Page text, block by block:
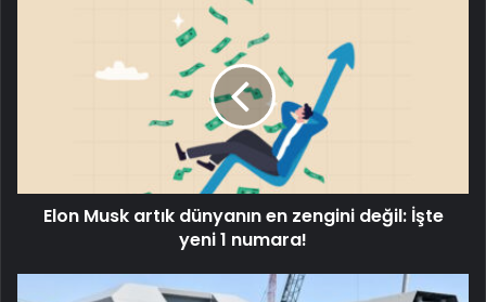
Elon Musk artık dünyanın en zengini değil: İşte
yeni 1 numara!